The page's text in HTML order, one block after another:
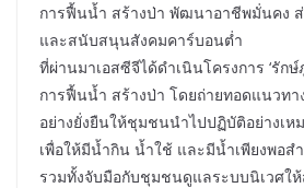
การฟื้นน้ำ สร้างป่า พัฒนาอาชีพมั่นคง
และสนับสนุนสังคมคาร์บอนต่ำ
ที่ผ่านมาเอสซีจีได้ดำเนินโครงการ ‘รัก
การฟื้นน้ำ สร้างป่า โดยถ่ายทอดแนวทา
อย่างยั่งยืนให้ชุมชนนำไปปฏิบัติอย่างเ
เพื่อให้มีน้ำกิน น้ำใช้ และมีน้ำเพียงพอส
รวมทั้งจับมือกับชุมชนดูแลระบบนิเวศใ